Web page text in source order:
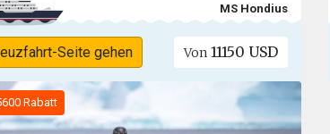
MS Hondius
Seite gehen Von11150 USD
Rabatt